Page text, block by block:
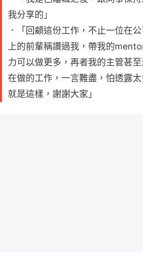
我分享的」
．「回顧這份工作，不止一位在
上的前輩稱讚過我，帶我的
力可以做更多，再者我的主管甚
在做的工作，一言難盡，怕透露
就是這樣，謝謝大家」